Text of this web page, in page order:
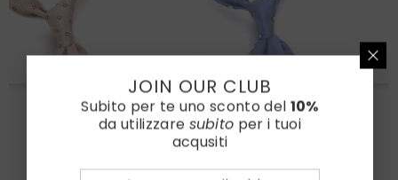
JOIN OUR CLUB
Subito per te uno sconto del 10%
da utilizzare subito per i tuoi
acqusiti